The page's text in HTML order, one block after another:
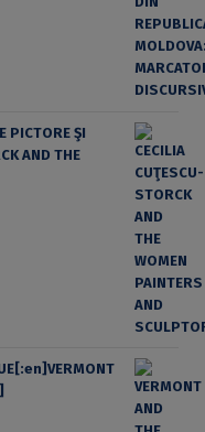
PICTORE ŞI
AND THE